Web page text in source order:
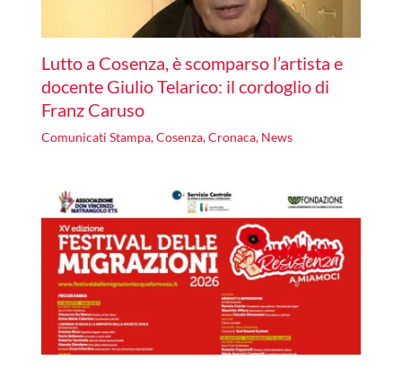
Lutto a Cosenza, è scomparso l’artista e
docente Giulio Telarico: il cordoglio di
Franz Caruso
Comunicati Stampa,Cosenza,Cronaca, News